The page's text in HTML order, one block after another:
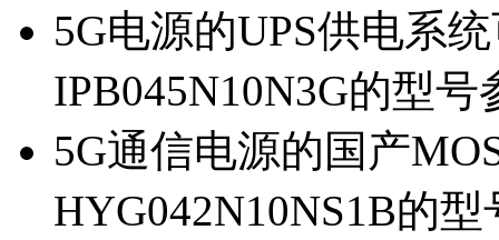
5G电源的UPS供电系
IPB045N10N3G的型号
5G通信电源的国产
HYG042N10NS1B的